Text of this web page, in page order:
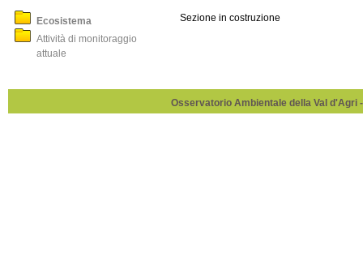
Ecosistema
Attività di monitoraggio
attuale
Sezione in costruzione
Osservatorio Ambientale della Val d'Agri